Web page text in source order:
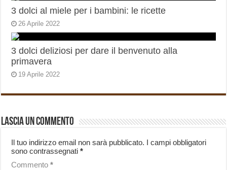
3 dolci al miele per i bambini: le ricette
26 Aprile 2022
3 dolci deliziosi per dare il benvenuto alla
primavera
19 Aprile 2022
Lascia un commento
Il tuo indirizzo email non sarà pubblicato. I campi obbligatori
sono contrassegnati*
Commento*